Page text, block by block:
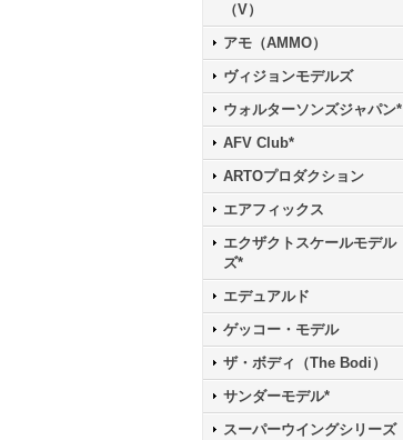
（V）
アモ（AMMO）
ヴィジョンモデルズ
ウォルターソンズジャパン*
AFV Club*
ARTOプロダクション
エアフィックス
エクザクトスケールモデル
ズ*
エデュアルド
ゲッコー・モデル
ザ・ボディ（The Bodi）
サンダーモデル*
スーパーウイングシリーズ